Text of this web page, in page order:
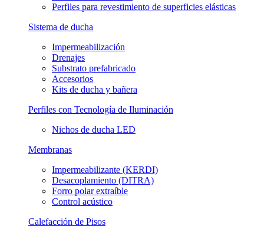
Perfiles para revestimiento de superficies elásticas
Sistema de ducha
Impermeabilización
Drenajes
Substrato prefabricado
Accesorios
Kits de ducha y bañera
Perfiles con Tecnología de Iluminación
Nichos de ducha LED
Membranas
Impermeabilizante (KERDI)
Desacoplamiento (DITRA)
Forro polar extraíble
Control acústico
Calefacción de Pisos